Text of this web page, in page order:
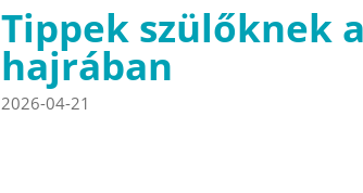
Tippek szülőknek
hajrában
2026-04-21